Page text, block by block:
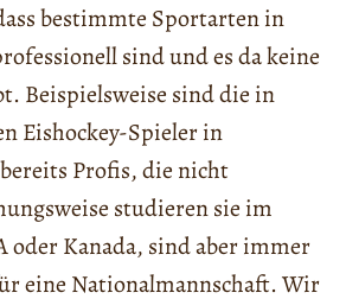
bestimmte Sportarten in
sind und es da keine
Beispielsweise sind die in
Eishockey-Spieler in
Profis, die nicht
studieren sie im
oder Kanada, sind aber immer
eine Nationalmannschaft. Wir